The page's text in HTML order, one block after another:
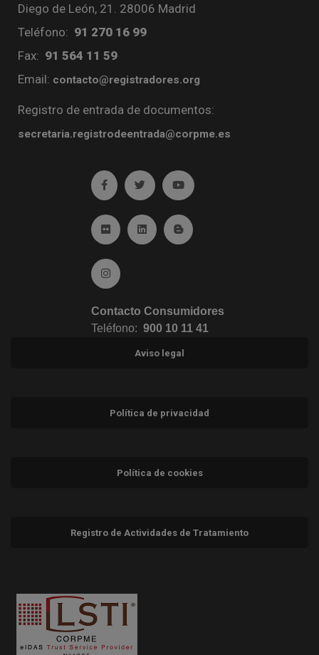
Diego de León, 21. 28006 Madrid
Teléfono: 91 270 16 99
Fax: 91 564 11 59
Email: contacto@registradores.org
Registro de entrada de documentos:
secretaria.registrodeentrada@corpme.es
Ir a facebook (abre en ventana nueva)
Ir a twitter (abre en ventana nueva)
Ir a YouTube (abre en
Ir a Flickr (abre en ventana nueva)
Ir a Linkedin (abre en ventana nueva)
Ir al Blog (abre en ventana
Ir a Instagram (abre en ventana nueva)
Contacto Consumidores
Teléfono: 900 10 11 41
Aviso legal
Política de privacidad
Política de cookies
Registro de Actividades de Tratamiento